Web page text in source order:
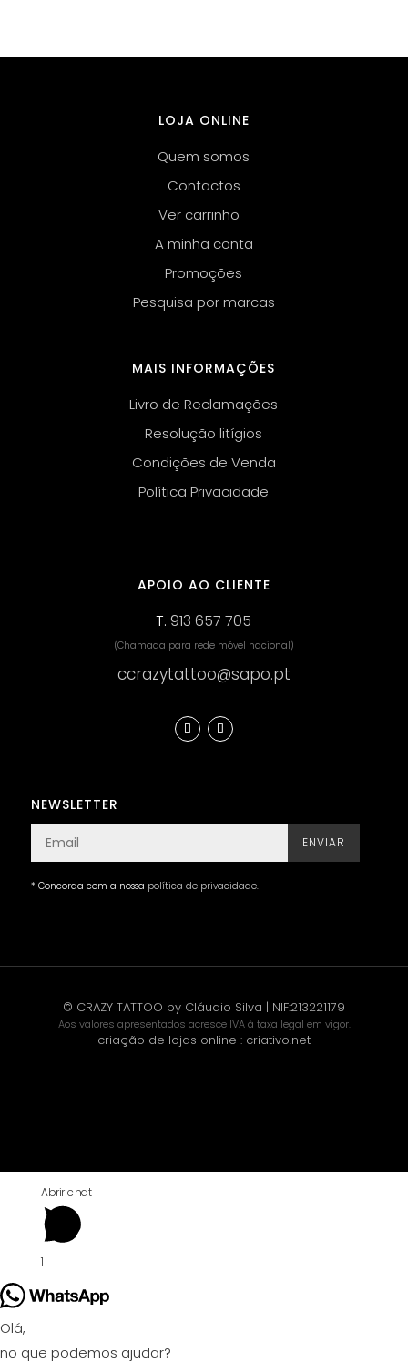
LOJA ONLINE
Quem somos
Contactos
Ver carrinho
A minha conta
Promoções
Pesquisa por marcas
MAIS INFORMAÇÕES
Livro de Reclamações
Resolução litígios
Condições de Venda
Política Privacidade
APOIO AO CLIENTE
T.913 657 705
(Chamada para rede móvel nacional)
ccrazytattoo@sapo.pt
NEWSLETTER
ENVIAR
* Concorda com a nossa política de privacidade.
© CRAZY TATTOO by Cláudio Silva | NIF:213221179
Aos valores apresentados acresce IVA à taxa legal em vigor.
criação de lojas online : criativo.net
Abrir chat
1
Olá,
no que podemos ajudar?